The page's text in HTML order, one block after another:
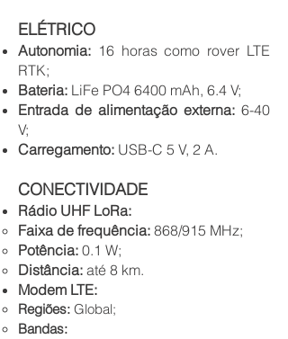
ELÉTRICO
Autonomia: 16 horas como rover LTE
RTK;
Bateria: LiFe PO4 6400 mAh, 6.4 V;
Entrada de alimentação externa: 6-40
V;
Carregamento: USB-C 5 V, 2 A.
CONECTIVIDADE
Rádio UHF LoRa:
Faixa de frequência: 868/915 MHz;
Potência: 0.1 W;
Distância: até 8 km.
Modem LTE:
Regiões: Global;
Bandas: